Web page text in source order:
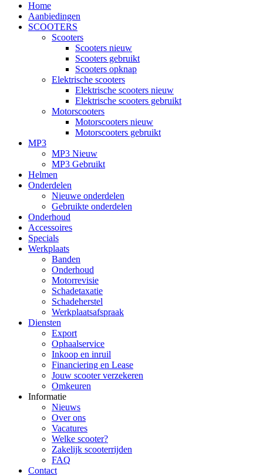
Home
Aanbiedingen
SCOOTERS
Scooters
Scooters nieuw
Scooters gebruikt
Scooters opknap
Elektrische scooters
Elektrische scooters nieuw
Elektrische scooters gebruikt
Motorscooters
Motorscooters nieuw
Motorscooters gebruikt
MP3
MP3 Nieuw
MP3 Gebruikt
Helmen
Onderdelen
Nieuwe onderdelen
Gebruikte onderdelen
Onderhoud
Accessoires
Specials
Werkplaats
Banden
Onderhoud
Motorrevisie
Schadetaxatie
Schadeherstel
Werkplaatsafspraak
Diensten
Export
Ophaalservice
Inkoop en inruil
Financiering en Lease
Jouw scooter verzekeren
Omkeuren
Informatie
Nieuws
Over ons
Vacatures
Welke scooter?
Zakelijk scooterrijden
FAQ
Contact